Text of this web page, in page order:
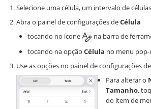
Selecione uma célula, um intervalo de
Abra o painel de configurações deCélula
tocando no ícone
na barra de
tocando na opção Célula no menu
Use as opções no painel de configurações de
Para alterar o
Tamanho,
do item de